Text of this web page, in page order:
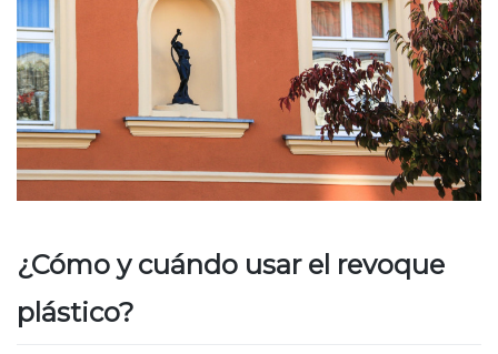
¿Cómo y cuándo usar el revoque
plástico?